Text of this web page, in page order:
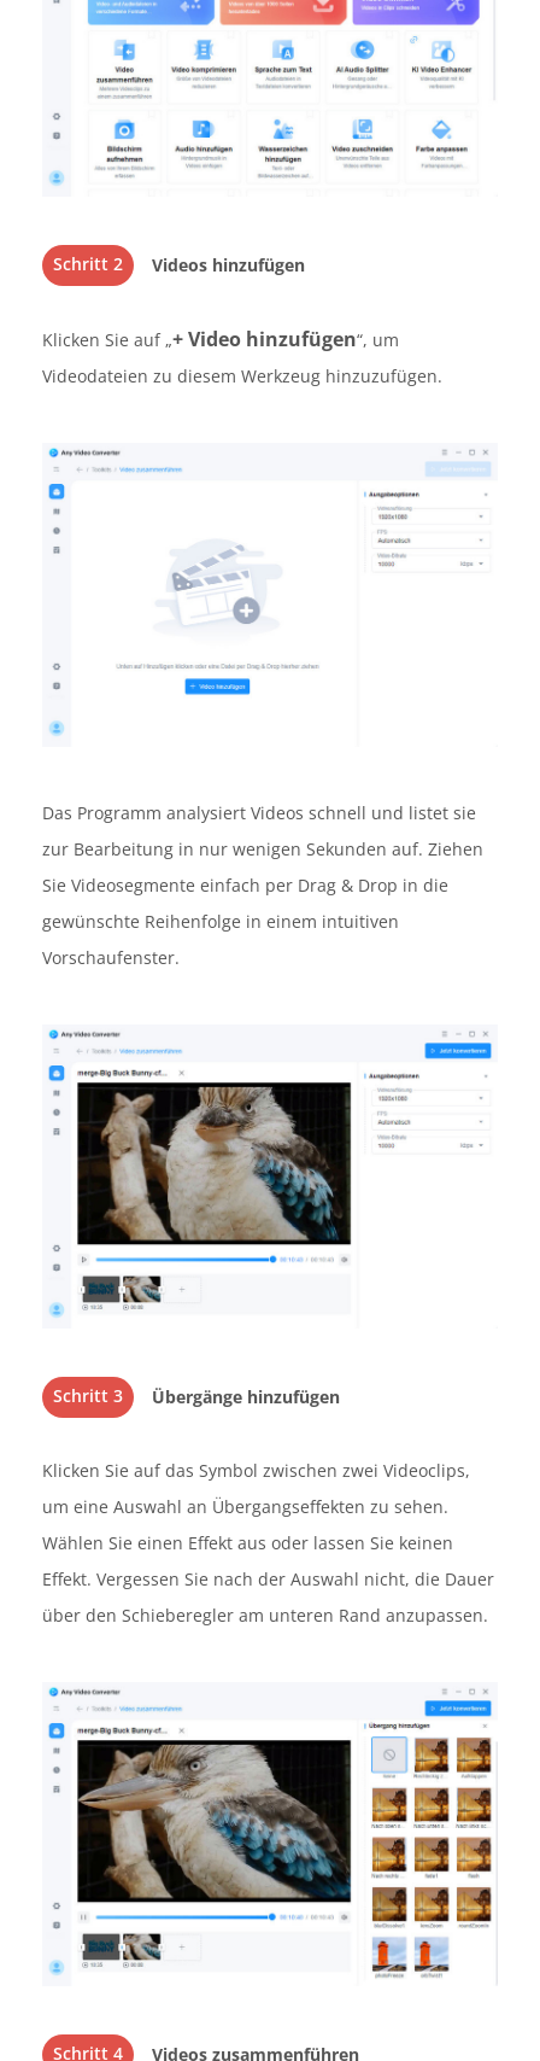
Schritt 2 Videos hinzufügen
Klicken Sie auf „+ Video hinzufügen“, um
Videodateien zu diesem Werkzeug hinzuzufügen.
Das Programm analysiert Videos schnell und listet sie
zur Bearbeitung in nur wenigen Sekunden auf. Ziehen
Sie Videosegmente einfach per Drag & Drop in die
gewünschte Reihenfolge in einem intuitiven
Vorschaufenster.
Schritt 3 Übergänge hinzufügen
Klicken Sie auf das Symbol zwischen zwei Videoclips,
um eine Auswahl an Übergangseffekten zu sehen.
Wählen Sie einen Effekt aus oder lassen Sie keinen
Effekt. Vergessen Sie nach der Auswahl nicht, die Dauer
über den Schieberegler am unteren Rand anzupassen.
Schritt 4 Videos zusammenführen